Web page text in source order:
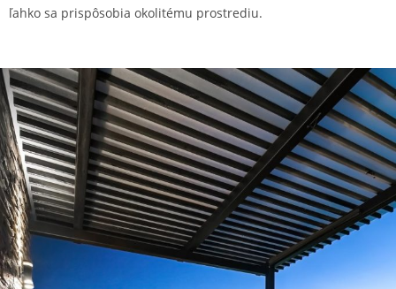
ľahko sa prispôsobia okolitému prostrediu.